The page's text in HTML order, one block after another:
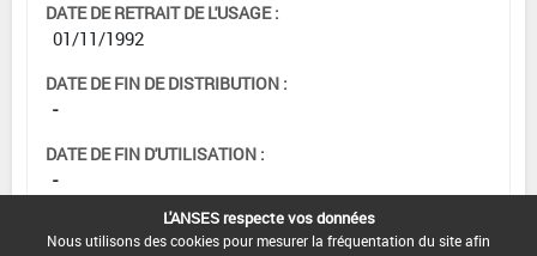
DATE DE RETRAIT DE L'USAGE :
01/11/1992
DATE DE FIN DE DISTRIBUTION :
-
DATE DE FIN D'UTILISATION :
-
L'ANSES respecte vos données
Nous utilisons des cookies pour mesurer la fréquentation du site afin